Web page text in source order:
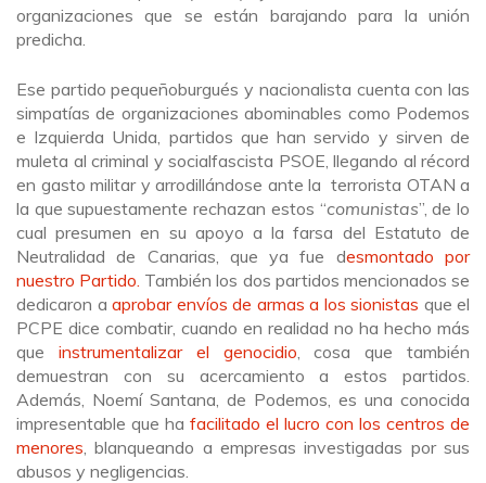
organizaciones que se están barajando para la unión
predicha.
Ese partido pequeñoburgués y nacionalista cuenta con las
simpatías de organizaciones abominables como Podemos
e Izquierda Unida, partidos que han servido y sirven de
muleta al criminal y socialfascista PSOE, llegando al récord
en gasto militar y arrodillándose ante la terrorista OTAN a
la que supuestamente rechazan estos “comunistas”, de lo
cual presumen en su apoyo a la farsa del Estatuto de
Neutralidad de Canarias, que ya fue desmontado por
nuestro Partido. También los dos partidos mencionados se
dedicaron a aprobar envíos de armas a los sionistas que el
PCPE dice combatir, cuando en realidad no ha hecho más
que instrumentalizar el genocidio , cosa que también
demuestran con su acercamiento a estos partidos.
Además, Noemí Santana, de Podemos, es una conocida
impresentable que ha facilitado el lucro con los centros de
menores , blanqueando a empresas investigadas por sus
abusos y negligencias.